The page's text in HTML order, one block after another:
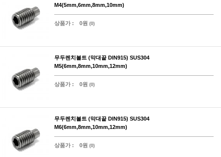
M4(5mm,6mm,8mm,10mm)
상품가 : 0원 (0)
무두렌치볼트 (막대끝 DIN915) SUS304
M5(6mm,8mm,10mm,12mm)
상품가 : 0원 (0)
무두렌치볼트 (막대끝 DIN915) SUS304
M6(6mm,8mm,10mm,12mm)
상품가 : 0원 (0)